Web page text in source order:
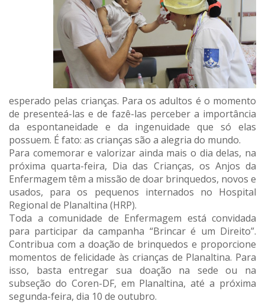
esperado pelas crianças. Para os adultos é o momento
de presenteá-las e de fazê-las perceber a importância
da espontaneidade e da ingenuidade que só elas
possuem. É fato: as crianças são a alegria do mundo.
Para comemorar e valorizar ainda mais o dia delas, na
próxima quarta-feira, Dia das Crianças, os Anjos da
Enfermagem têm a missão de doar brinquedos, novos e
usados, para os pequenos internados no Hospital
Regional de Planaltina (HRP).
Toda a comunidade de Enfermagem está convidada
para participar da campanha “Brincar é um Direito”.
Contribua com a doação de brinquedos e proporcione
momentos de felicidade às crianças de Planaltina. Para
isso, basta entregar sua doação na sede ou na
subseção do Coren-DF, em Planaltina, até a próxima
segunda-feira, dia 10 de outubro.